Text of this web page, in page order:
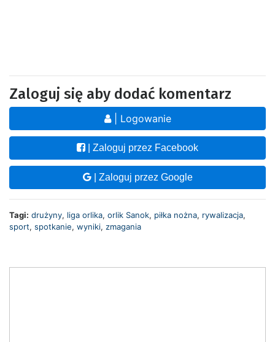
Zaloguj się aby dodać komentarz
| Logowanie
| Zaloguj przez Facebook
| Zaloguj przez Google
Tagi: drużyny, liga orlika, orlik Sanok, piłka nożna, rywalizacja,
sport, spotkanie, wyniki, zmagania